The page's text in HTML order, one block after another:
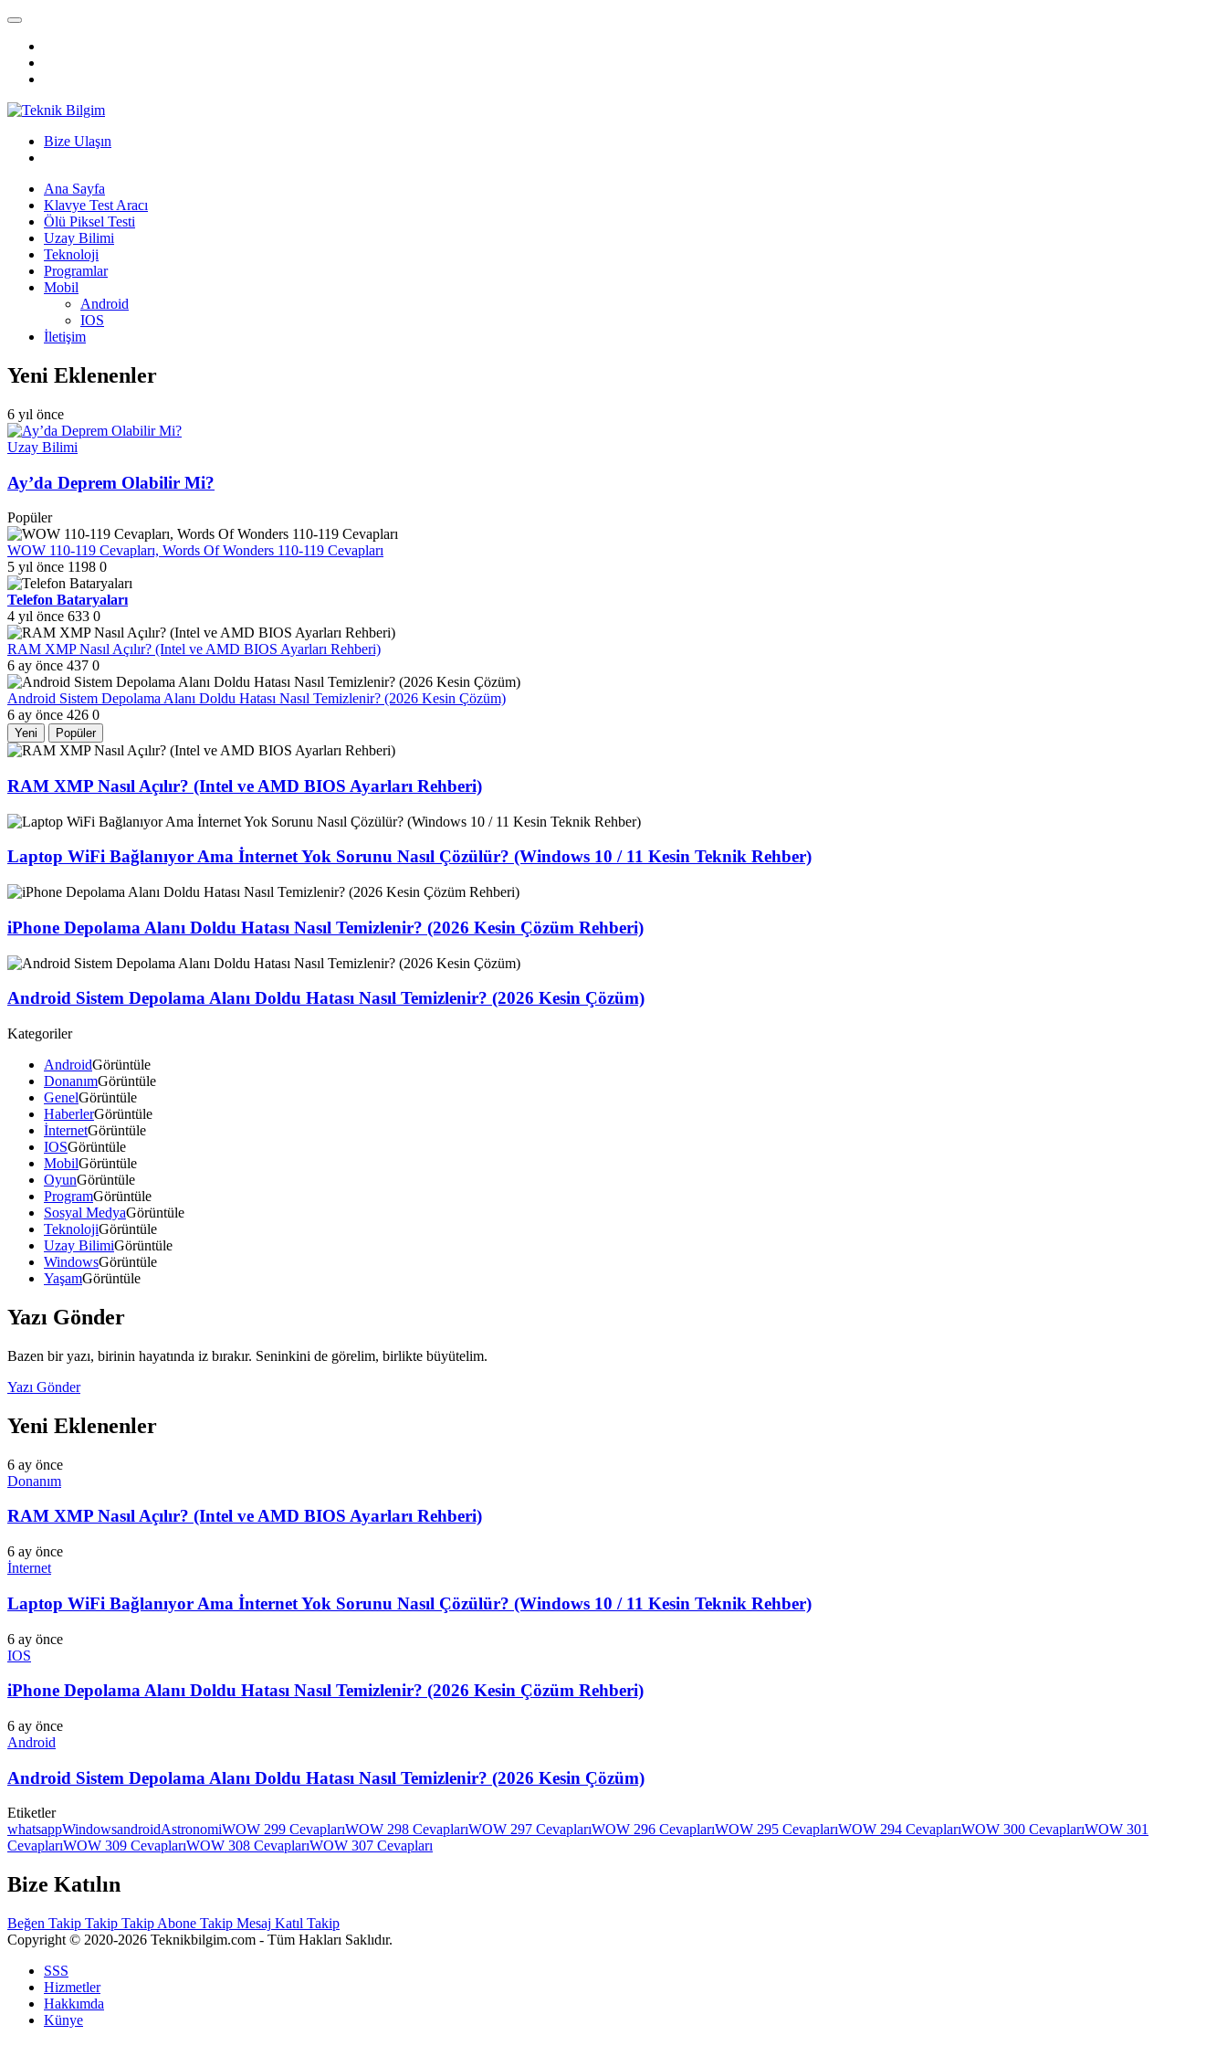
Bize Ulaşın
Ana Sayfa
Klavye Test Aracı
Ölü Piksel Testi
Uzay Bilimi
Teknoloji
Programlar
Mobil
Android
IOS
İletişim
Yeni Eklenenler
6 yıl önce
Uzay Bilimi
Ay’da Deprem Olabilir Mi?
Popüler
WOW 110-119 Cevapları, Words Of Wonders 110-119 Cevapları
5 yıl önce 1198 0
Telefon Bataryaları
4 yıl önce 633 0
RAM XMP Nasıl Açılır? (Intel ve AMD BIOS Ayarları Rehberi)
6 ay önce 437 0
Android Sistem Depolama Alanı Doldu Hatası Nasıl Temizlenir? (2026 Kesin Çözüm)
6 ay önce 426 0
Yeni Popüler
RAM XMP Nasıl Açılır? (Intel ve AMD BIOS Ayarları Rehberi)
Laptop WiFi Bağlanıyor Ama İnternet Yok Sorunu Nasıl Çözülür? (Windows 10 / 11 Kesin Teknik Rehber)
iPhone Depolama Alanı Doldu Hatası Nasıl Temizlenir? (2026 Kesin Çözüm Rehberi)
Android Sistem Depolama Alanı Doldu Hatası Nasıl Temizlenir? (2026 Kesin Çözüm)
Kategoriler
AndroidGörüntüle
DonanımGörüntüle
GenelGörüntüle
HaberlerGörüntüle
İnternetGörüntüle
IOSGörüntüle
MobilGörüntüle
OyunGörüntüle
ProgramGörüntüle
Sosyal MedyaGörüntüle
TeknolojiGörüntüle
Uzay BilimiGörüntüle
WindowsGörüntüle
YaşamGörüntüle
Yazı Gönder
Bazen bir yazı, birinin hayatında iz bırakır. Seninkini de görelim, birlikte büyütelim.
Yazı Gönder
Yeni Eklenenler
6 ay önce
Donanım
RAM XMP Nasıl Açılır? (Intel ve AMD BIOS Ayarları Rehberi)
6 ay önce
İnternet
Laptop WiFi Bağlanıyor Ama İnternet Yok Sorunu Nasıl Çözülür? (Windows 10 / 11 Kesin Teknik Rehber)
6 ay önce
IOS
iPhone Depolama Alanı Doldu Hatası Nasıl Temizlenir? (2026 Kesin Çözüm Rehberi)
6 ay önce
Android
Android Sistem Depolama Alanı Doldu Hatası Nasıl Temizlenir? (2026 Kesin Çözüm)
Etiketler
whatsappWindowsandroidAstronomiWOW 299 CevaplarıWOW 298 CevaplarıWOW 297 CevaplarıWOW 296 CevaplarıWOW 295 CevaplarıWOW 294 CevaplarıWOW 300 CevaplarıWOW 301
CevaplarıWOW 309 CevaplarıWOW 308 CevaplarıWOW 307 Cevapları
Bize Katılın
Beğen Takip Takip Takip Abone Takip Mesaj Katıl Takip
Copyright © 2020-2026 Teknikbilgim.com - Tüm Hakları Saklıdır.
SSS
Hizmetler
Hakkımda
Künye